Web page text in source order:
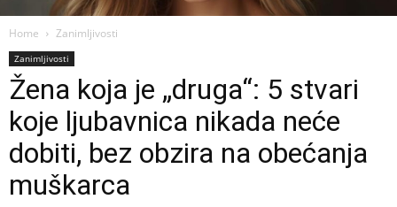
Home Zanimljivosti
Zanimljivosti
Žena koja je „druga“: 5 stvari
koje ljubavnica nikada neće
dobiti, bez obzira na obećanja
muškarca